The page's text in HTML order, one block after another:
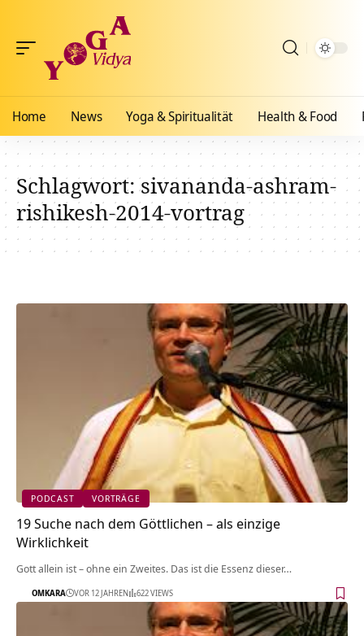
Home News Yoga & Spiritualität Health & Food
Schlagwort:sivananda-ashram-
rishikesh-2014-vortrag
PODCAST VORTRÄGE
19 Suche nach dem Göttlichen – als einzige
Wirklichkeit
Gott allein ist – ohne ein Zweites. Das ist die Essenz dieser…
OMKARA VOR 12 JAHREN 622 VIEWS